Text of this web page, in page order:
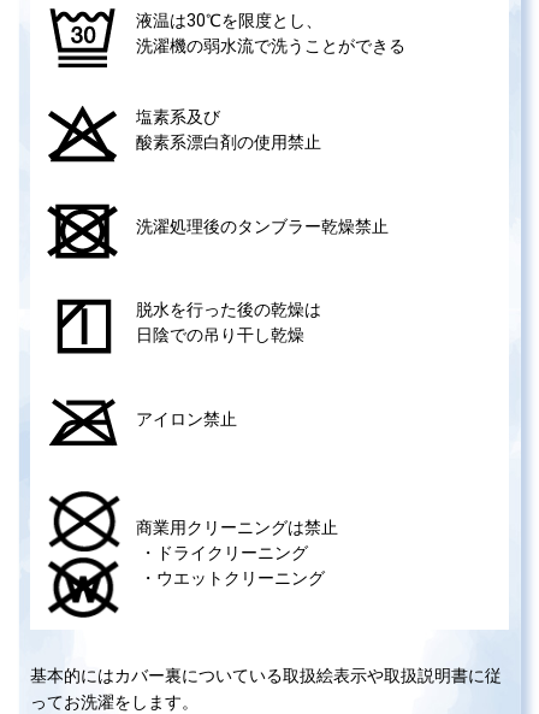
液温は30℃を限度とし、
洗濯機の弱水流で洗うことができる
塩素系及び
酸素系漂白剤の使用禁止
洗濯処理後のタンブラー乾燥禁止
脱水を行った後の乾燥は
日陰での吊り干し乾燥
アイロン禁止
商業用クリーニングは禁止
・ドライクリーニング
・ウエットクリーニング
基本的にはカバー裏についている取扱絵表示や取扱説明書に従
ってお洗濯をします。